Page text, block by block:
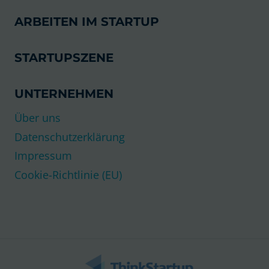
ARBEITEN IM STARTUP
STARTUPSZENE
UNTERNEHMEN
Über uns
Datenschutzerklärung
Impressum
Cookie-Richtlinie (EU)